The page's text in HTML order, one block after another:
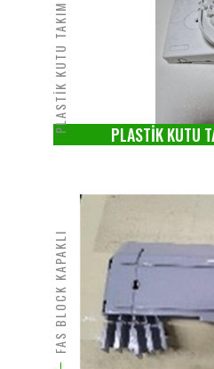
PLASTİK KUTU TAKIM FH 108
PLASTİK KUTU
FAS BLOCK KAPAKLI